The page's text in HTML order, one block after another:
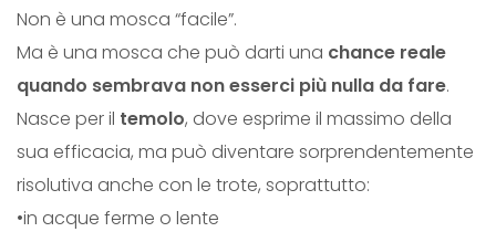
Non è una mosca “facile”.
Ma è una mosca che può darti una chance reale
quando sembrava non esserci più nulla da fare.
Nasce per il temolo, dove esprime il massimo della
sua efficacia, ma può diventare sorprendentemente
risolutiva anche con le trote, soprattutto:
•in acque ferme o lente